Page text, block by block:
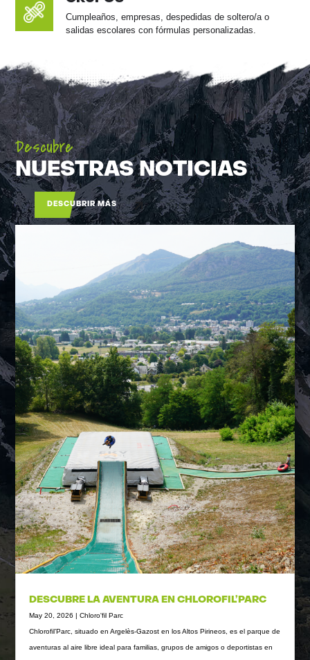
Cumpleaños, empresas, despedidas de soltero/a o
salidas escolares con fórmulas personalizadas.
Descubre
NUESTRAS NOTICIAS
DESCUBRIR MÁS
DESCUBRE LA AVENTURA EN CHLOROFIL’PARC
May 20, 2026 |Chloro'fil Parc
Chlorofil’Parc, situado en Argelès-Gazost en los Altos Pirineos, es el parque de
aventuras al aire libre ideal para familias, grupos de amigos o deportistas en